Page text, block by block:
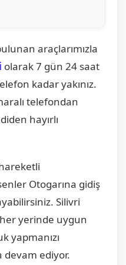
araçlarımızla
olarak 7 gün 24 saat
kadar yakınız.
telefondan
hayırlı
Otogarına gidiş
Silivri
yerinde uygun
yapmanızı
devam ediyor.